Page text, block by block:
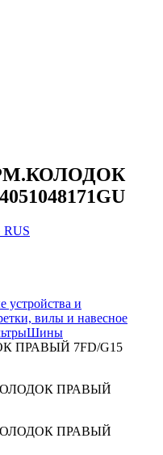
устройства и
вилы и навесное
Шины
ПРАВЫЙ 7FD/G15